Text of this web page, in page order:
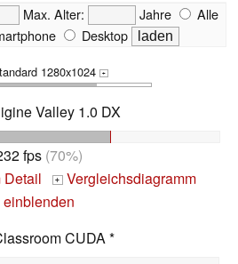
Max. Alter: Jahre
Alle
Desktop
1280x1024 +
Valley 1.0 DX
fps (70%)
Detail + Vergleichsdiagramm
einblenden
CUDA *